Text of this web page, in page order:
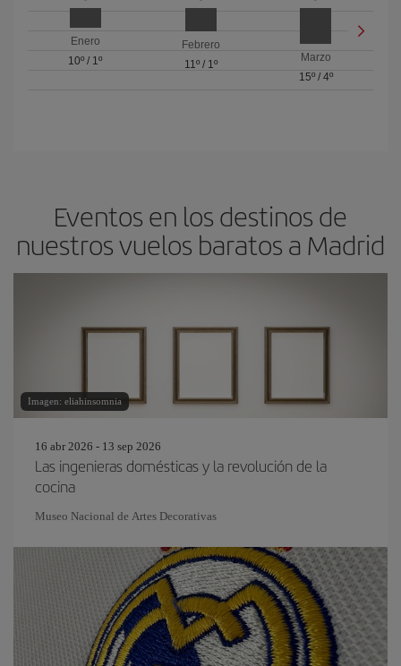
Enero
10º / 1º
Febrero
11º/ 1º
Marzo
15º/ 4º
Eventos en los destinos de
nuestros vuelos baratos a Madrid
Imagen: eliahinsomnia
16 abr 2026 - 13 sep 2026
Las ingenieras domésticas y la revolución de la
cocina
Museo Nacional de Artes Decorativas